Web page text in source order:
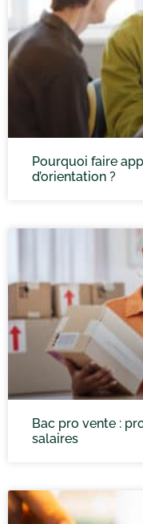
Pourquoi faire
d’orientation ?
Bac pro vente :
salaires